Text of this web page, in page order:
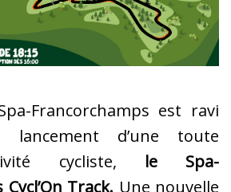
Francorchamps est ravi
lancement d’une toute
cycliste, le Spa-
Track. Une nouvelle